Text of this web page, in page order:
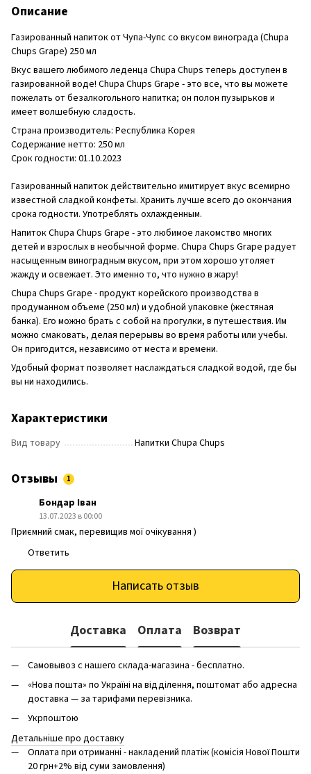
Описание
Газированный напиток от Чупа-Чупс со вкусом винограда (Chupa
Chups Grape) 250 мл
Вкус вашего любимого леденца Chupa Chups теперь доступен в
газированной воде! Chupa Chups Grape - это все, что вы можете
пожелать от безалкогольного напитка; он полон пузырьков и
имеет волшебную сладость.
Страна производитель: Республика Корея
Содержание нетто: 250 мл
Срок годности: 01.10.2023
Газированный напиток действительно имитирует вкус всемирно
известной сладкой конфеты. Хранить лучше всего до окончания
срока годности. Употреблять охлажденным.
Напиток Chupa Chups Grape - это любимое лакомство многих
детей и взрослых в необычной форме. Chupa Chups Grape радует
насыщенным виноградным вкусом, при этом хорошо утоляет
жажду и освежает. Это именно то, что нужно в жару!
Chupa Chups Grape - продукт корейского производства в
продуманном объеме (250 мл) и удобной упаковке (жестяная
банка). Его можно брать с собой на прогулки, в путешествия. Им
можно смаковать, делая перерывы во время работы или учебы.
Он пригодится, независимо от места и времени.
Удобный формат позволяет наслаждаться сладкой водой, где бы
вы ни находились.
Характеристики
Вид товару Напитки Chupa Chups
Отзывы 1
Бондар Іван
13.07.2023 в 00:00
Приємний смак, перевищив мої очікування )
Ответить
Написать отзыв
Доставка Оплата Возврат
Самовывоз с нашего склада-магазина - бесплатно.
«Нова пошта» по Україні на відділення, поштомат або адресна
доставка — за тарифами перевізника.
Укрпоштою
Детальніше про доставку
Оплата при отриманні - накладений платіж (комісія Нової Пошти
20 грн+2% від суми замовлення)